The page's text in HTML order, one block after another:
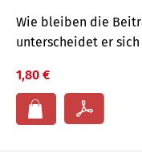
Wie bleiben die
unterscheidet er
1,80 €